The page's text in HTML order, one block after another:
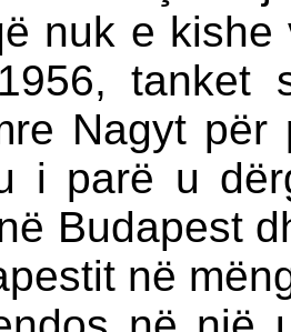
nuk e
tanket
Nagyt për
i parë u
Budapest
në